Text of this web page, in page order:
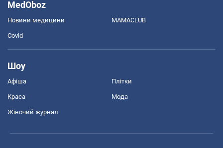
MedOboz
Новини медицини MAMACLUB
Covid
Шоу
Афіша Плітки
Краса Мода
Жіночий журнал